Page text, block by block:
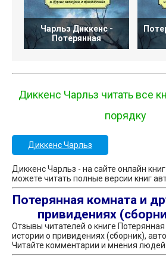
Чарльз Диккенс -
Потерянная
Диккенс Чарльз читать все
порядку
Диккенс Чарльз
Диккенс Чарльз - на сайте онлайн
можете читать полные версии книг
Потерянная комната и
привидениях
Отзывы читателей о книге
истории о привидениях (сборник),
Читайте комментарии и мнения людей